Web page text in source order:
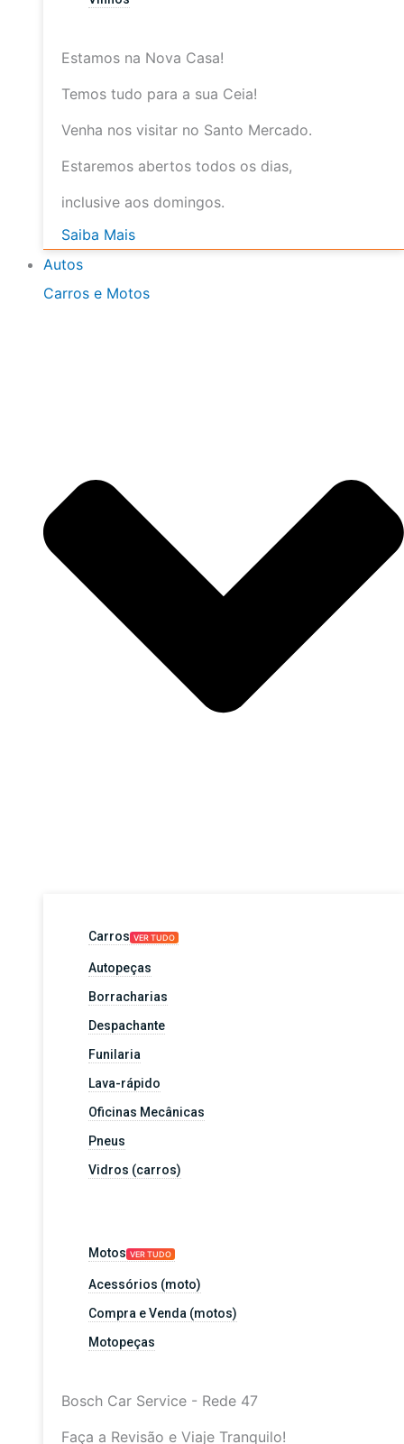
Estamos na Nova Casa!
Temos tudo para a sua Ceia!
Venha nos visitar no Santo Mercado.
Estaremos abertos todos os dias,
inclusive aos domingos.
Saiba Mais
Autos
Carros e Motos
Carros VER TUDO
Autopeças
Borracharias
Despachante
Funilaria
Lava-rápido
Oficinas Mecânicas
Pneus
Vidros (carros)
Motos VER TUDO
Acessórios (moto)
Compra e Venda (motos)
Motopeças
Bosch Car Service - Rede 47
Faça a Revisão e Viaje Tranquilo!